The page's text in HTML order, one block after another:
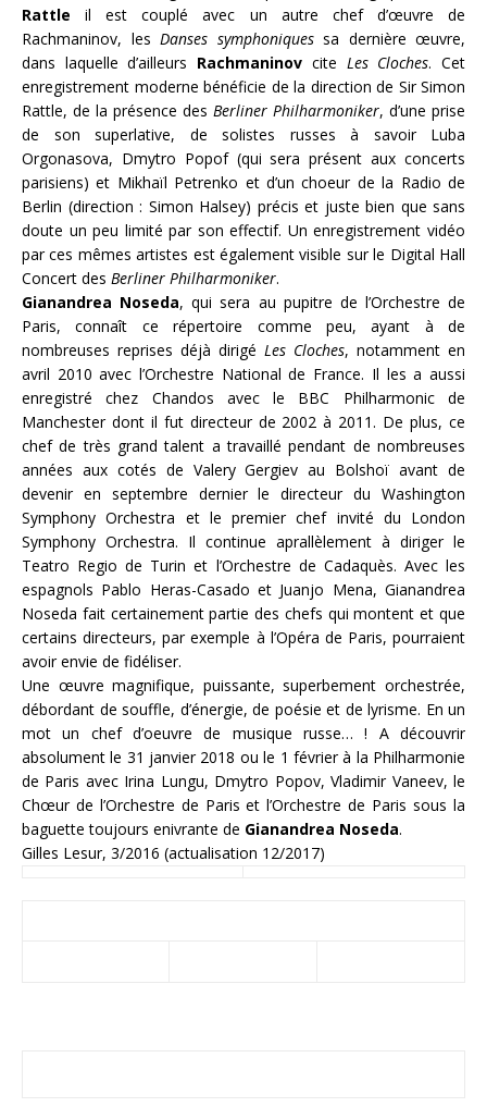
Rattle il est couplé avec un autre chef d’œuvre de
Rachmaninov, les Danses symphoniquessa dernière œuvre,
dans laquelle d’ailleurs Rachmaninov cite Les Cloches. Cet
enregistrement moderne bénéficie de la direction de Sir Simon
Rattle, de la présence des Berliner Philharmoniker, d’une prise
de son superlative, de solistes russes à savoir Luba
Orgonasova, Dmytro Popof (qui sera présent aux concerts
parisiens) et Mikhaïl Petrenko et d’un choeur de la Radio de
Berlin (direction : Simon Halsey) précis et juste bien que sans
doute un peu limité par son effectif. Un enregistrement vidéo
par ces mêmes artistes est également visible sur le Digital Hall
Concert des Berliner Philharmoniker.
Gianandrea Noseda, qui sera au pupitre de l’Orchestre de
Paris, connaît ce répertoire comme peu, ayant à de
nombreuses reprises déjà dirigé Les Cloches, notamment en
avril 2010 avec l’Orchestre National de France. Il les a aussi
enregistré chez Chandos avec le BBC Philharmonic de
Manchester dont il fut directeur de 2002 à 2011. De plus, ce
chef de très grand talent a travaillé pendant de nombreuses
années aux cotés de Valery Gergiev au Bolshoï avant de
devenir en septembre dernier le directeur du Washington
Symphony Orchestra et le premier chef invité du London
Symphony Orchestra. Il continue aprallèlement à diriger le
Teatro Regio de Turin et l’Orchestre de Cadaquès. Avec les
espagnols Pablo Heras-Casado et Juanjo Mena, Gianandrea
Noseda fait certainement partie des chefs qui montent et que
certains directeurs, par exemple à l’Opéra de Paris, pourraient
avoir envie de fidéliser.
Une œuvre magnifique, puissante, superbement orchestrée,
débordant de souffle, d’énergie, de poésie et de lyrisme. En un
mot un chef d’oeuvre de musique russe… ! A découvrir
absolument le 31 janvier 2018 ou le 1 février à la Philharmonie
de Paris avec Irina Lungu, Dmytro Popov, Vladimir Vaneev, le
Chœur de l’Orchestre de Paris et l’Orchestre de Paris sous la
baguette toujours enivrante de Gianandrea Noseda.
Gilles Lesur, 3/2016 (actualisation 12/2017)